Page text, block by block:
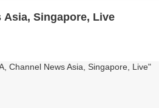
Asia, Singapore, Live